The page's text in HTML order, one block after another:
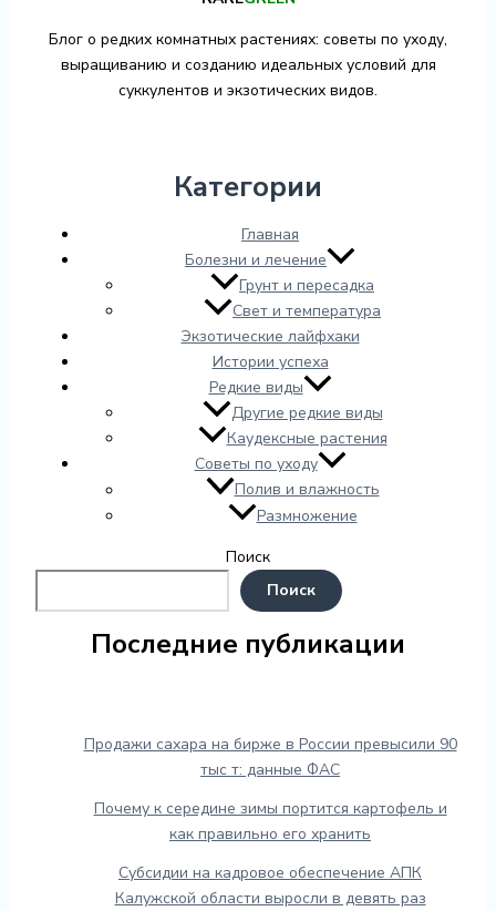
Блог о редких комнатных растениях: советы по уходу,
выращиванию и созданию идеальных условий для
суккулентов и экзотических видов.
Категории
Главная
Болезни и лечение
Грунт и пересадка
Свет и температура
Экзотические лайфхаки
Истории успеха
Редкие виды
Другие редкие виды
Каудексные растения
Советы по уходу
Полив и влажность
Размножение
Поиск
Поиск
Последние публикации
Продажи сахара на бирже в России превысили 90
тыс т: данные ФАС
Почему к середине зимы портится картофель и
как правильно его хранить
Субсидии на кадровое обеспечение АПК
Калужской области выросли в девять раз